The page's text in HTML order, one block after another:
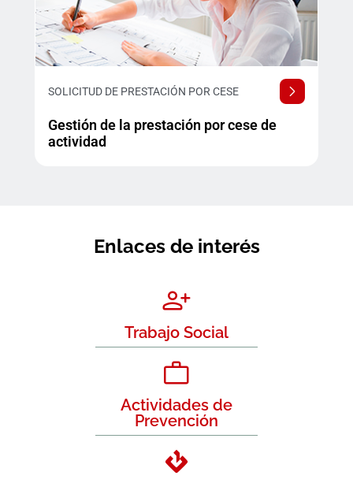
SOLICITUD DE PRESTACIÓN POR CESE
Gestión de la prestación por cese de
actividad
Enlaces de interés
Trabajo Social
Actividades de
Prevención